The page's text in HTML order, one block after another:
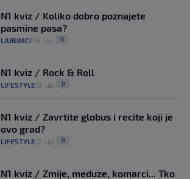
N1 kviz / Koliko dobro poznajete
pasmine pasa?
LJUBIMCI 13. lip. 0
N1 kviz / Rock & Roll
LIFESTYLE 8. lip. 0
N1 kviz / Zavrtite globus i recite koji je
ovo grad?
LIFESTYLE 2. lip. 0
N1 kviz / Zmije, meduze, komarci... Tko